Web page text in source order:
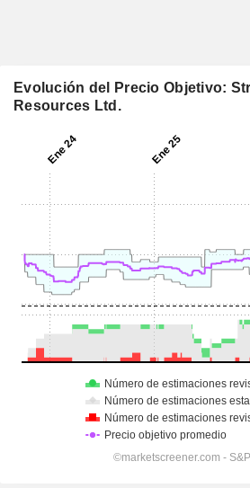
Evolución del Precio Objetivo:
Resources Ltd.